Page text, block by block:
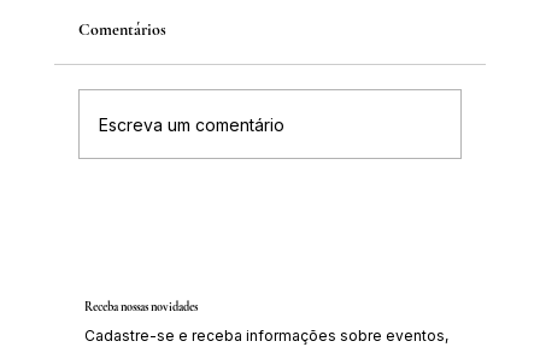
Comentários
Escreva um comentário
Receba nossas novidades
Cadastre-se e receba informações sobre eventos,